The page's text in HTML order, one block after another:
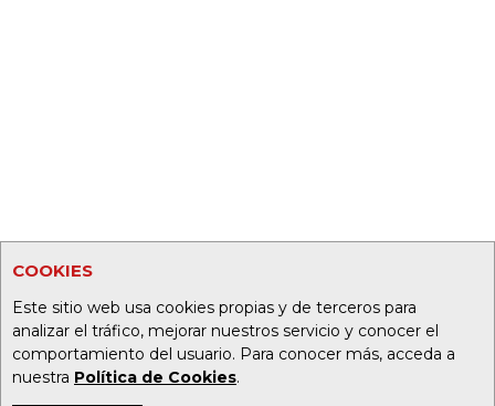
COOKIES
Este sitio web usa cookies propias y de terceros para
analizar el tráfico, mejorar nuestros servicio y conocer el
comportamiento del usuario. Para conocer más, acceda a
nuestra Política de Cookies.